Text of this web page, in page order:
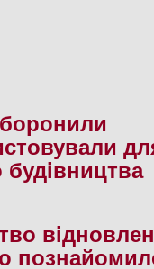
будiвництва